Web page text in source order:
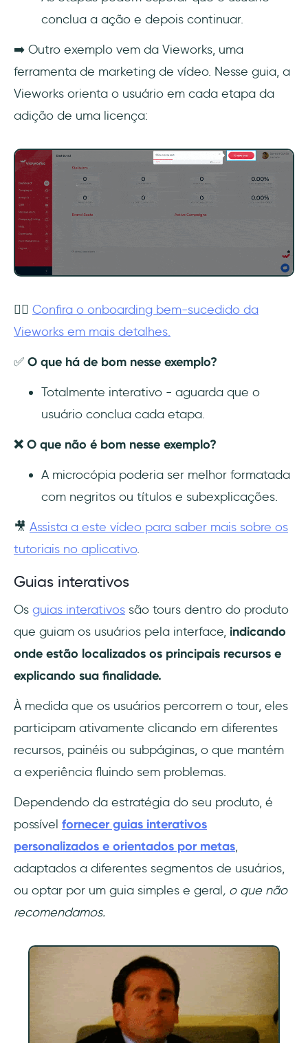
conclua a ação e depois continuar.
➡️ Outro exemplo vem da Vieworks, uma
ferramenta de marketing de vídeo. Nesse guia, a
Vieworks orienta o usuário em cada etapa da
adição de uma licença:
👉🏻 Confira o onboarding bem-sucedido da
Vieworks em mais detalhes.
✅ O que há de bom nesse exemplo?
Totalmente interativo - aguarda que o
usuário conclua cada etapa.
❌ O que não é bom nesse exemplo?
A microcópia poderia ser melhor formatada
com negritos ou títulos e subexplicações.
🎥 Assista a este vídeo para saber mais sobre os
tutoriais no aplicativo.
Guias interativos
Os guias interativos são tours dentro do produto
que guiam os usuários pela interface, indicando
onde estão localizados os principais recursos e
explicando sua finalidade.
À medida que os usuários percorrem o tour, eles
participam ativamente clicando em diferentes
recursos, painéis ou subpáginas, o que mantém
a experiência fluindo sem problemas.
Dependendo da estratégia do seu produto, é
possível fornecer guias interativos
personalizados e orientados por metas,
adaptados a diferentes segmentos de usuários,
ou optar por um guia simples e geral, o que não
recomendamos.